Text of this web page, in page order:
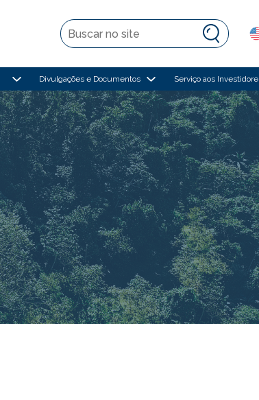
Divulgações e Documentos Serviço aos